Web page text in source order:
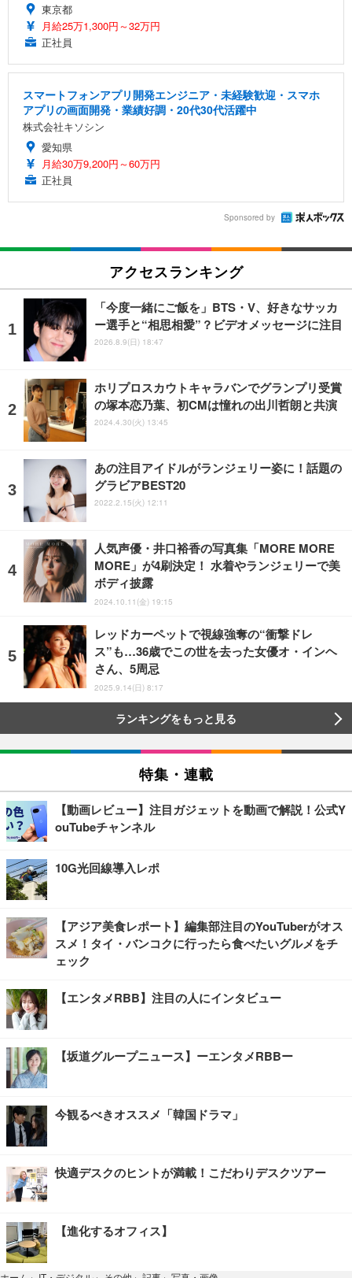
東京都
月給25万1,300円～32万円
正社員
スマートフォンアプリ開発エンジニア・未経験歓迎・スマホ
アプリの画面開発・業績好調・20代30代活躍中
株式会社キソシン
愛知県
月給30万9,200円～60万円
正社員
Sponsored by
アクセスランキング
「今度一緒にご飯を」BTS・V、好きなサッカ
ー選手と“相思相愛”？ビデオメッセージに注目
2026.8.9(日) 18:47
ホリプロスカウトキャラバンでグランプリ受賞
の塚本恋乃葉、初CMは憧れの出川哲朗と共演
2024.4.30(火) 13:45
あの注目アイドルがランジェリー姿に！話題の
グラビアBEST20
2022.2.15(火) 12:11
人気声優・井口裕香の写真集「MORE MORE
MORE」が4刷決定！ 水着やランジェリーで美
ボディ披露
2024.10.11(金) 19:15
レッドカーペットで視線強奪の“衝撃ドレ
ス”も…36歳でこの世を去った女優オ・インヘ
さん、5周忌
2025.9.14(日) 8:17
ランキングをもっと見る
特集・連載
【動画レビュー】注目ガジェットを動画で解説！公式Y
ouTubeチャンネル
10G光回線導入レポ
【アジア美食レポート】編集部注目のYouTuberがオス
スメ！タイ・バンコクに行ったら食べたいグルメをチ
ェック
【エンタメRBB】注目の人にインタビュー
【坂道グループニュース】ーエンタメRBBー
今観るべきオススメ「韓国ドラマ」
快適デスクのヒントが満載！こだわりデスクツアー
【進化するオフィス】